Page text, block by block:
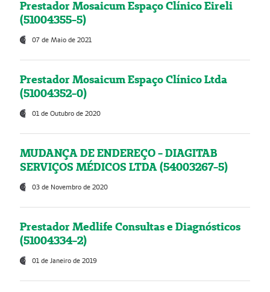
Prestador Mosaicum Espaço Clínico Eireli
(51004355-5)
07 de Maio de 2021
Prestador Mosaicum Espaço Clínico Ltda
(51004352-0)
01 de Outubro de 2020
MUDANÇA DE ENDEREÇO - DIAGITAB
SERVIÇOS MÉDICOS LTDA (54003267-5)
03 de Novembro de 2020
Prestador Medlife Consultas e Diagnósticos
(51004334-2)
01 de Janeiro de 2019